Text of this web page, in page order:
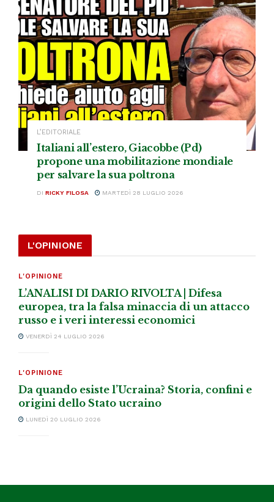
L’EDITORIALE
Italiani all’estero, Giacobbe (Pd)
propone una mobilitazione mondiale
per salvare la sua poltrona
DI RICKY FILOSA MARTEDÌ 28 LUGLIO 2026
L'OPINIONE
L'OPINIONE
L’ANALISI DI DARIO RIVOLTA | Difesa
europea, tra la falsa minaccia di un attacco
russo e i veri interessi economici
VENERDÌ 24 LUGLIO 2026
L'OPINIONE
Da quando esiste l’Ucraina? Storia, confini e
origini dello Stato ucraino
LUNEDÌ 20 LUGLIO 2026